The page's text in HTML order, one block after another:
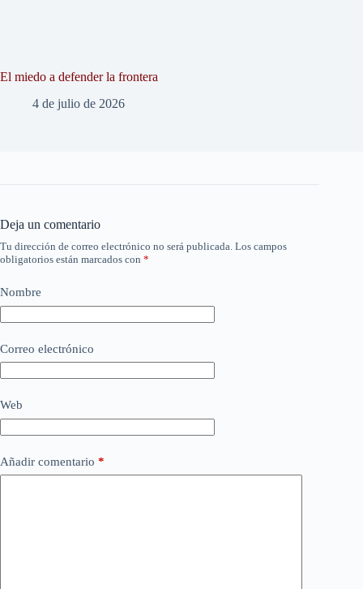
El miedo a defender la frontera
4 de julio de 2026
Deja un comentario
Tu dirección de correo electrónico no será publicada. Los campos
obligatorios están marcados con *
Nombre
Correo electrónico
Web
Añadir comentario *